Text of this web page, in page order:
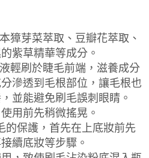
獐芽菜萃取、豆瓣花萃取、
紫草精華等成分。
輕刷於睫毛前端，滋養成分
滲透到毛根部位，讓毛根也
並能避免刷毛誤刺眼睛。
用前先稍微搖晃。
的保護，首先在上底妝前先
續底妝等步驟。